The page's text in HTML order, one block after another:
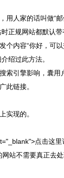
人家的话叫做“
正规网站都默认
内容“你好，可
绍过此方法。
索引擎影响，囊
此链接。
实现的。
点击这里
站不需要真正去